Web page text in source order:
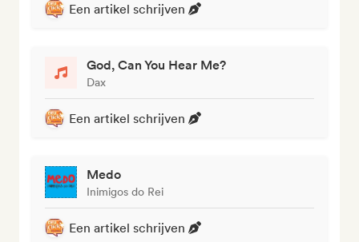
Een artikel schrijven
God, Can You Hear Me?
Dax
Een artikel schrijven
Medo
Inimigos do Rei
Een artikel schrijven